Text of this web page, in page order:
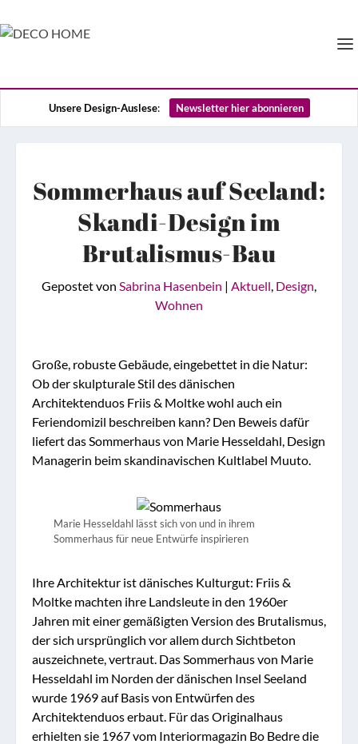
Unsere Design-Auslese: Newsletter hier abonnieren
Sommerhaus auf Seeland:
Skandi-Design im
Brutalismus-Bau
Gepostet von Sabrina Hasenbein | Aktuell, Design,
Wohnen
Große, robuste Gebäude, eingebettet in die Natur:
Ob der skulpturale Stil des dänischen
Architektenduos Friis & Moltke wohl auch ein
Feriendomizil beschreiben kann? Den Beweis dafür
liefert das Sommerhaus von Marie Hesseldahl, Design
Managerin beim skandinavischen Kultlabel Muuto.
Marie Hesseldahl lässt sich von und in ihrem
Sommerhaus für neue Entwürfe inspirieren
Ihre Architektur ist dänisches Kulturgut: Friis &
Moltke machten ihre Landsleute in den 1960er
Jahren mit einer gemäßigten Version des Brutalismus,
der sich ursprünglich vor allem durch Sichtbeton
auszeichnete, vertraut. Das Sommerhaus von Marie
Hesseldahl im Norden der dänischen Insel Seeland
wurde 1969 auf Basis von Entwürfen des
Architektenduos erbaut. Für das Originalhaus
erhielten sie 1967 vom Interiormagazin Bo Bedre die